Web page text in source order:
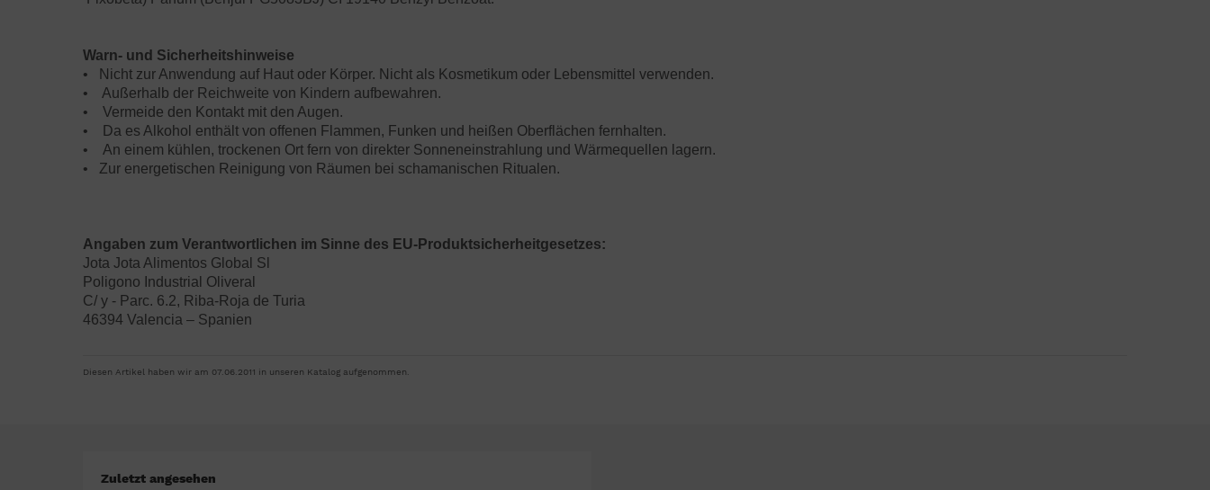
Warn- und Sicherheitshinweise
• Nicht zur Anwendung auf Haut oder Körper. Nicht als Kosmetikum oder Lebensmittel verwenden.
• Außerhalb der Reichweite von Kindern aufbewahren.
• Vermeide den Kontakt mit den Augen.
• Da es Alkohol enthält von offenen Flammen, Funken und heißen Oberflächen fernhalten.
• An einem kühlen, trockenen Ort fern von direkter Sonneneinstrahlung und Wärmequellen lagern.
• Zur energetischen Reinigung von Räumen bei schamanischen Ritualen.
Angaben zum Verantwortlichen im Sinne des EU-Produktsicherheitgesetzes:
Jota Jota Alimentos Global Sl
Poligono Industrial Oliveral
C/ y - Parc. 6.2, Riba-Roja de Turia
46394 Valencia – Spanien
Diesen Artikel haben wir am 07.06.2011 in unseren Katalog aufgenommen.
Zuletzt angesehen